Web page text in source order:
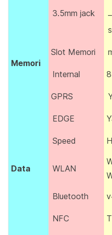
3.5mm jack
Memori
Slot Memori
Internal
Data
GPRS
EDGE
Speed
WLAN
Bluetooth
NFC